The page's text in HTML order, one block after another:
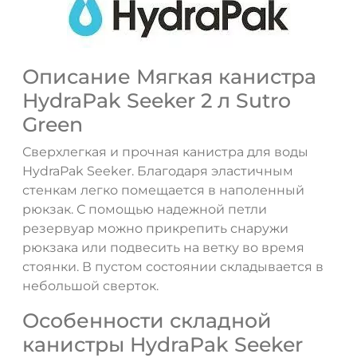
Описание Мягкая канистра
HydraPak Seeker 2 л Sutro
Green
Сверхлегкая и прочная канистра для воды
HydraPak Seeker. Благодаря эластичным
стенкам легко помещается в наполенный
рюкзак. С помощью надежной петли
резервуар можно прикрепить снаружи
рюкзака или подвесить на ветку во время
стоянки. В пустом состоянии складывается в
небольшой сверток.
Особенности складной
канистры HydraPak Seeker